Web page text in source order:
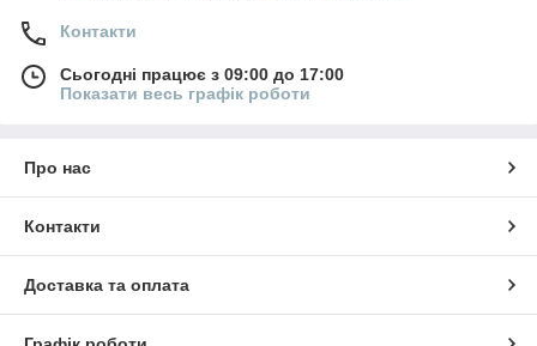
Контакти
Сьогодні працює з 09:00 до 17:00
Показати весь графік роботи
Про нас
Контакти
Доставка та оплата